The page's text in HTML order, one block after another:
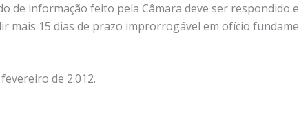
de informação feito pela Câmara deve ser respondido
mais 15 dias de prazo improrrogável em ofício
de 2.012.